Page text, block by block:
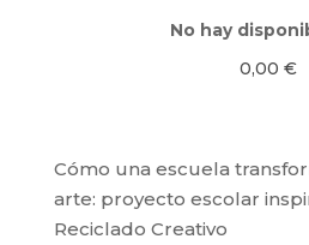
No hay
0,00 €
Cómo una escuela
arte: proyecto escolar
Reciclado Creativo